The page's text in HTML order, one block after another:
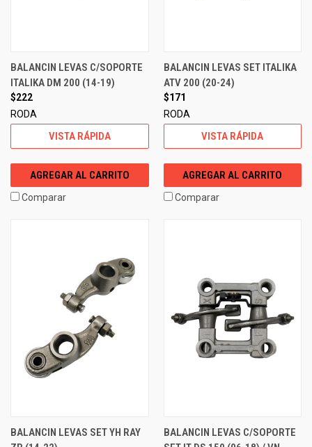
BALANCIN LEVAS C/SOPORTE
ITALIKA DM 200 (14-19)
$222
RODA
VISTA RÁPIDA
AGREGAR AL CARRITO
Comparar
BALANCIN LEVAS SET ITALIKA
ATV 200 (20-24)
$171
RODA
VISTA RÁPIDA
AGREGAR AL CARRITO
Comparar
BALANCIN LEVAS SET YH RAY
BALANCIN LEVAS C/SOPORTE